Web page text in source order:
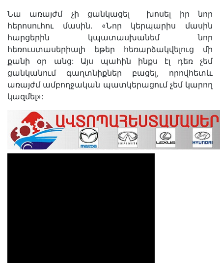
Նա առայժմ չի ցանկացել խոսել իր նոր
հերոսուհու մասին. «Նոր կերպարիս մասին
հարցերին կպատասխանեմ նոր
հեռուստասերիալի եթեր հեռարձակվելուց մի
քանի օր անց: Այս պահին ինքս էլ դեռ չեմ
ցանկանում գաղտնիքներ բացել, որովհետև
առայժմ ամբողջական պատկերացում չեմ կարող
կազմել»: